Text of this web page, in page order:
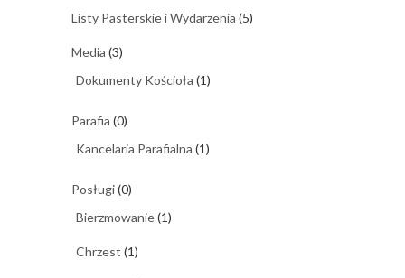
Listy Pasterskie i Wydarzenia (5)
Media (3)
Dokumenty Kościoła (1)
Parafia (0)
Kancelaria Parafialna (1)
Posługi(0)
Bierzmowanie(1)
Chrzest (1)